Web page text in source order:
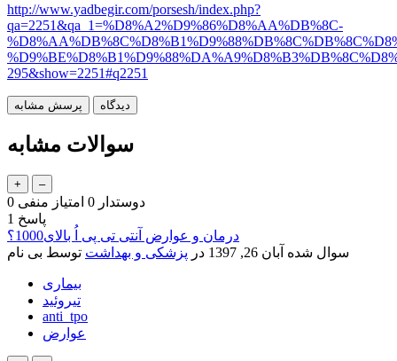
http://www.yadbegir.com/porsesh/index.php?
qa=2251&qa_1=%D8%A2%D9%86%D8%AA%DB%8C-
295&show=2251#q2251
سوالات مشابه
0 دوستدار 0 امتیاز منفی
1 پاسخ
درمان و عوارض آنتی تی پی اُ بالای1000؟
سوال شده آبان 26, 1397 در پزشکی و بهداشت توسط بی نام
بیماری
تیروئید
anti_tpo
عوارض